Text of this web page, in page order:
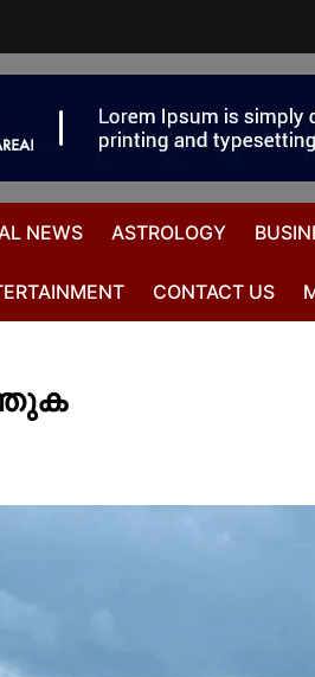
NEWS ASTROLOGY
CONTACT US